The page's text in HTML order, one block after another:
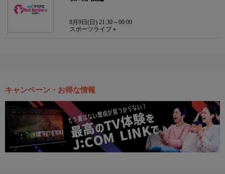
8月9日(日) 21:30～00:00
スポーツライブ＋
キャンペーン・お得な情報